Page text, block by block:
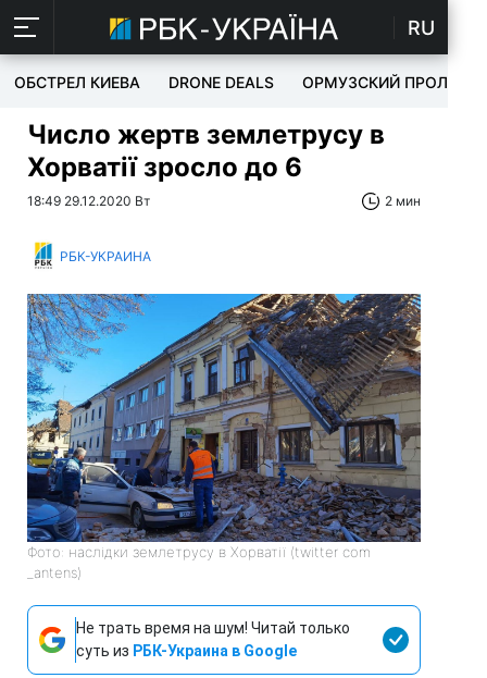
RU
ОБСТРЕЛ КИЕВА DRONE DEALS ОРМУЗСКИЙ ПРОЛИВ
Число жертв землетрусу в
Хорватії зросло до 6
18:49 29.12.2020 Вт 2 мин
РБК-УКРАИНА
Фото: наслідки землетрусу в Хорватії (twitter com
_antens)
Не трать время на шум! Читай только
суть из РБК-Украина в Google